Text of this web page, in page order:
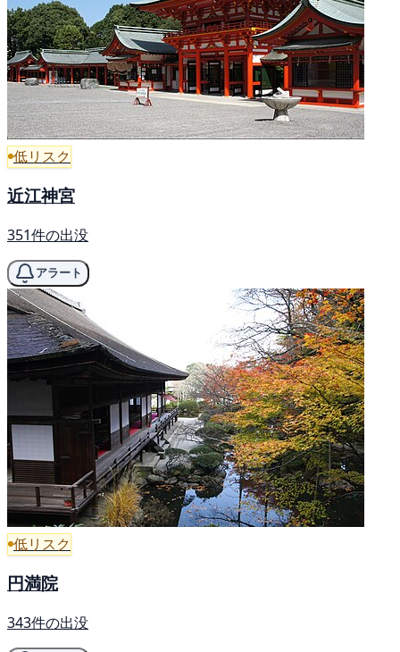
低リスク
近江神宮
351件の出没
アラート
低リスク
円満院
343件の出没